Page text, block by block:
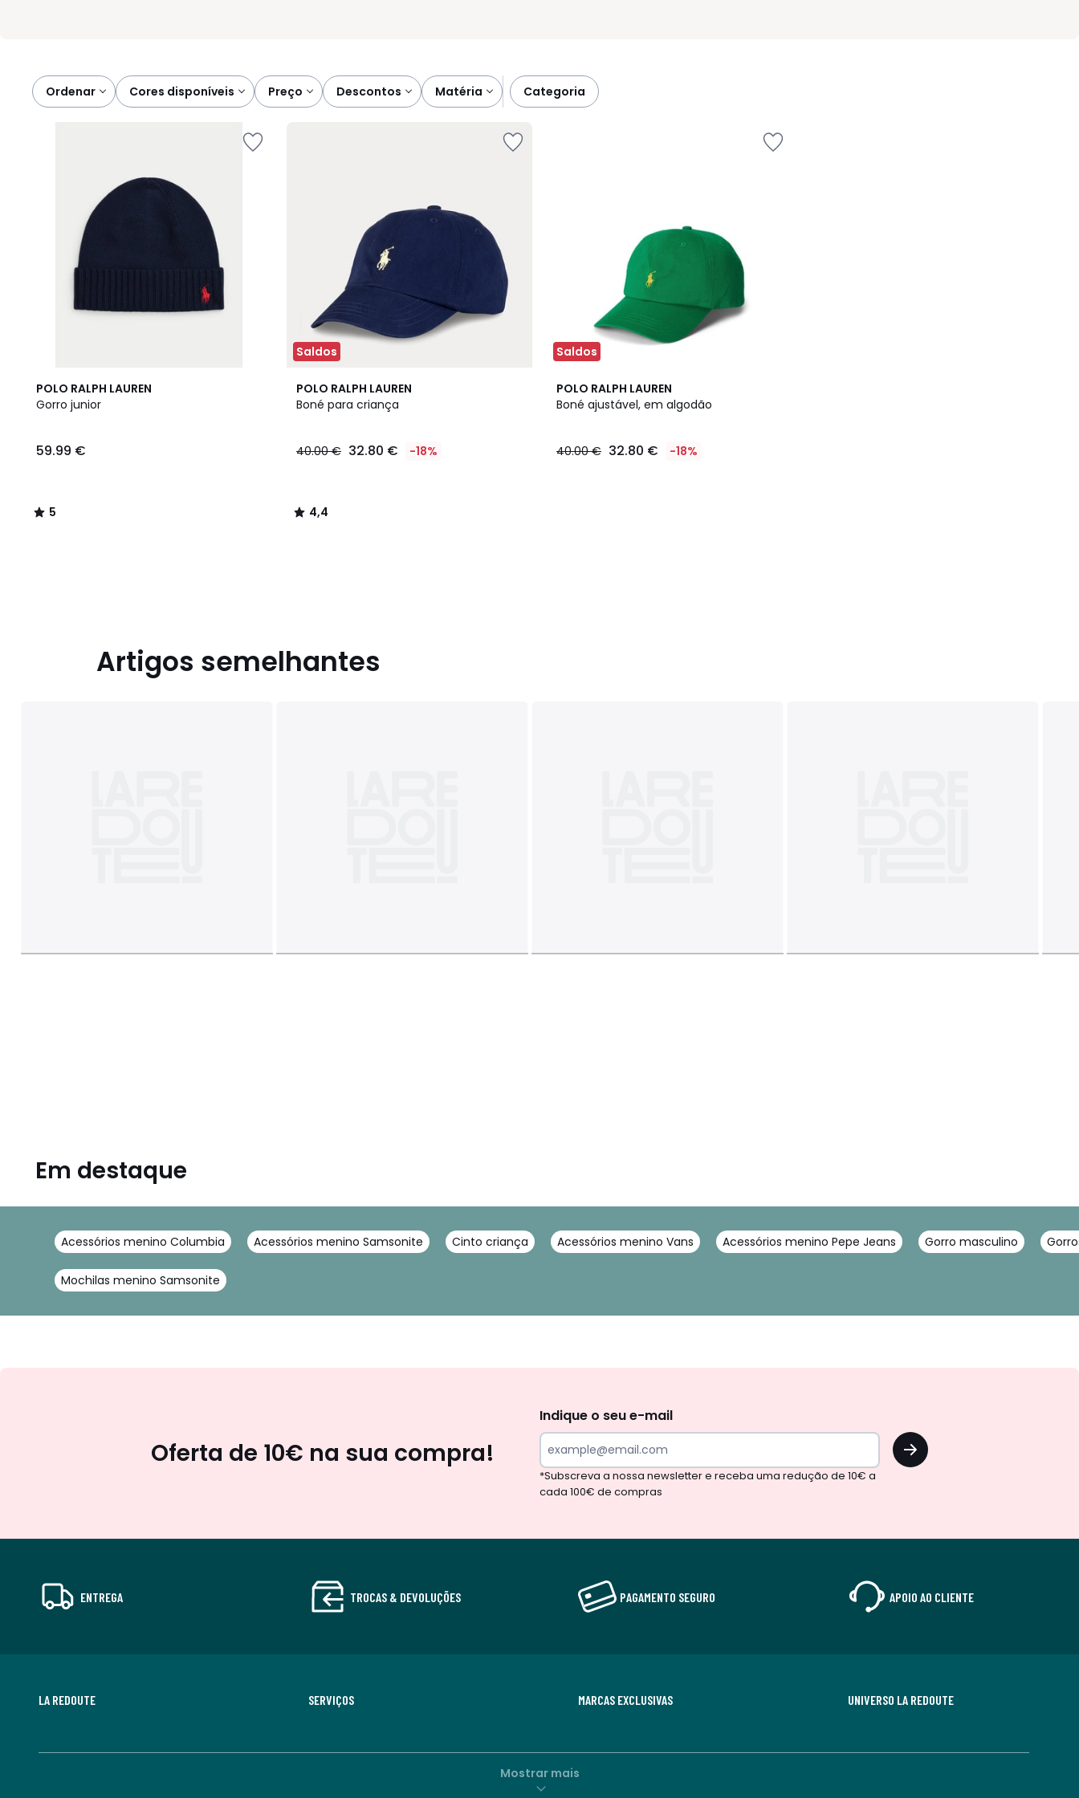
Ordenar cores disponíveis preço descontos matéria categoria
POLO RALPH LAUREN
Gorro junior
€.
59.99 €
5
/
5
/
Saldos
POLO RALPH LAUREN
Boné para criança
40.00 € 32.80 € -18%
4,4
/ 5
4,4
/
Saldos
POLO RALPH LAUREN
Boné ajustável, em algodão
40.00 € 32.80 € -18%
Artigos semelhantes
Em destaque
Acessórios menino Columbia Acessórios menino Samsonite Cinto criança Acessórios menino Vans Acessórios menino Pepe Jeans Gorro masculino
Mochilas menino Samsonite
Oferta de 10€ na sua compra!
Indique o seu e-mail
OK
*Subscreva a nossa newsletter e receba uma redução de 10€ a
cada 100€ de compras
ENTREGA TROCAS & DEVOLUÇÕES PAGAMENTO SEGURO APOIO AO CLIENTE
LA REDOUTE SERVIÇOS MARCAS EXCLUSIVAS UNIVERSO LA REDOUTE
Mostrar mais